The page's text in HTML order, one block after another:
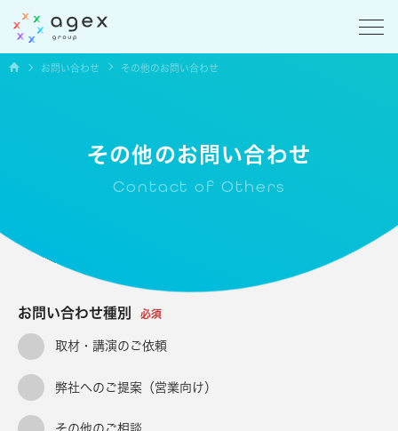
お問い合わせ その他のお問い合わせ
その他のお問い合わせ
Contact of Others
お問い合わせ種別 必須
取材・講演のご依頼
弊社へのご提案（営業向け）
その他のご相談